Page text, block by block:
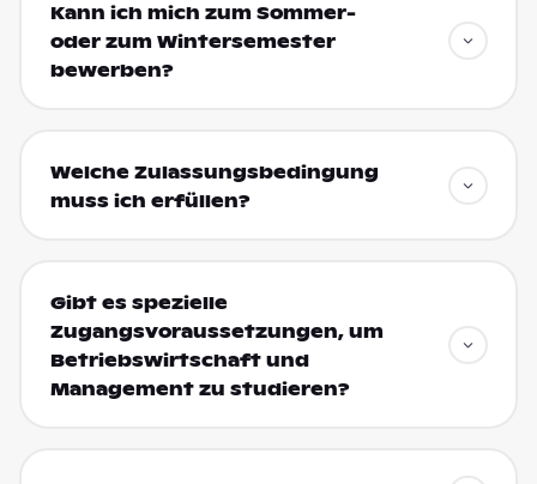
Kann ich mich zum Sommer-
oder zum Wintersemester
bewerben?
Welche Zulassungsbedingung
muss ich erfüllen?
Gibt es spezielle
Zugangsvoraussetzungen, um
Betriebswirtschaft und
Management zu studieren?